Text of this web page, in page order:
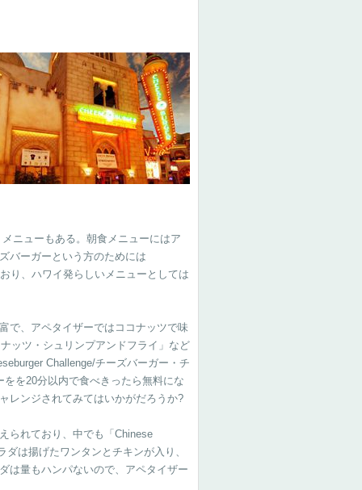
ニューもある。朝食メニューにはア
バーガーという方のためには
り、ハワイ発らしいメニューとしては
で、アペタイザーではココナッツで味
ッツ・シュリンプアンドフライ」など
Challenge/チーズバーガー・チ
を20分以内で食べきったら無料にな
レンジされてみてはいかがだろうか?
られており、中でも「Chinese
は揚げたワンタンとチキンが入り、
は量もハンパないので、アペタイザー